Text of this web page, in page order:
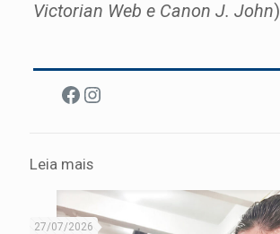
Victorian Web e Canon J. John)
Facebook
Instagram
Leia mais
27/07/2026